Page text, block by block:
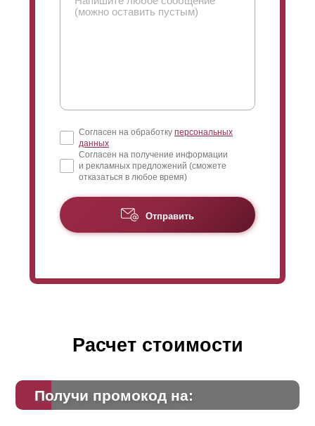
Согласен на обработку персональных
данных
Согласен на получение информации
и рекламных предложений (сможете
отказаться в любое время)
Отправить
Расчет стоимости
Получи промокод на: